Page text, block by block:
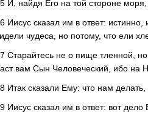
И, найдя Его на той стороне
Иисус сказал им в ответ:
чудеса, но потому, что ели
Старайтесь не о пище тленной,
вам Сын Человеческий, ибо на
Итак сказали Ему: что нам
Иисус сказал им в ответ: вот